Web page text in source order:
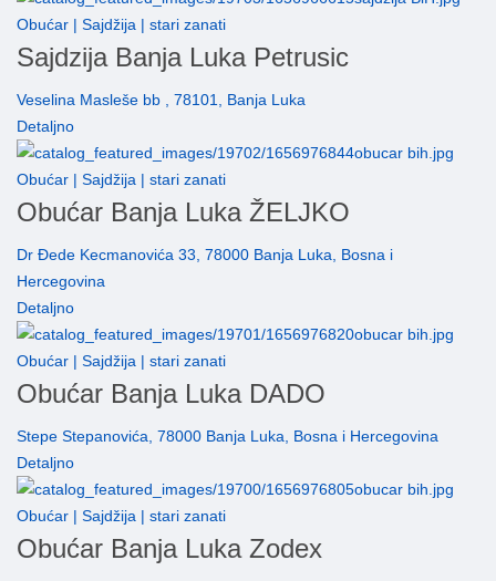
Obućar | Sajdžija | stari zanati
Sajdzija Banja Luka Petrusic
Veselina Masleše bb , 78101, Banja Luka
Detaljno
Obućar | Sajdžija | stari zanati
Obućar Banja Luka ŽELJKO
Dr Đede Kecmanovića 33, 78000 Banja Luka, Bosna i
Hercegovina
Detaljno
Obućar | Sajdžija | stari zanati
Obućar Banja Luka DADO
Stepe Stepanovića, 78000 Banja Luka, Bosna i Hercegovina
Detaljno
Obućar | Sajdžija | stari zanati
Obućar Banja Luka Zodex